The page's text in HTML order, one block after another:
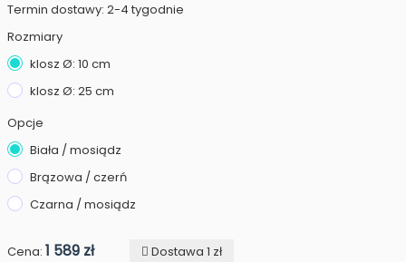
Termin dostawy: 2-4 tygodnie
Rozmiary
klosz Ø: 10 cm
klosz Ø: 25 cm
Opcje
Biała / mosiądz
Brązowa / czerń
Czarna / mosiądz
Cena: 1 589 zł
Dostawa 1 zł